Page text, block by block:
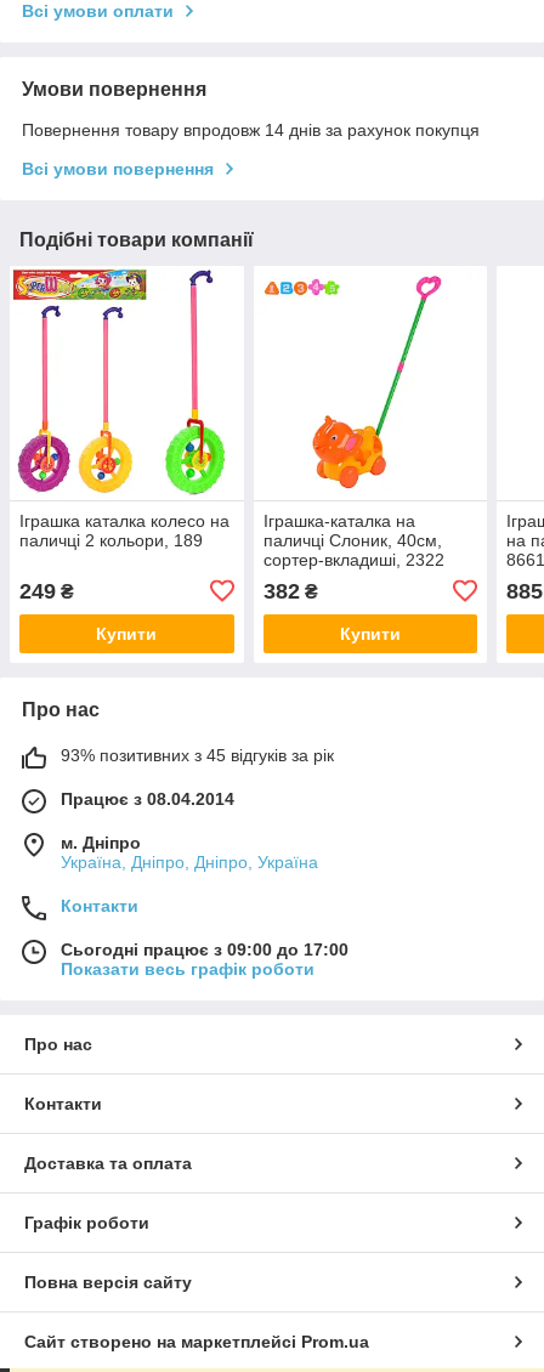
Всі умови оплати
Умови повернення
Повернення товару впродовж 14 днів за рахунок покупця
Всі умови повернення
Подібні товари компанії
Іграшка каталка колесо на
паличці 2 кольори, 189
249 ₴
Купити
Іграшка-каталка на
паличці Слоник, 40см,
сортер-вкладиші, 2322
382₴
Купити
на
885
Про нас
93% позитивних з 45 відгуків за рік
Працює з 08.04.2014
м. Дніпро
Україна, Дніпро, Дніпро, Україна
Контакти
Сьогодні працює з 09:00 до 17:00
Показати весь графік роботи
Про нас
Контакти
Доставка та оплата
Графік роботи
Повна версія сайту
Сайт створено на маркетплейсі Prom.ua